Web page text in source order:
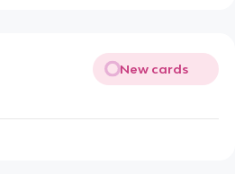
New cards